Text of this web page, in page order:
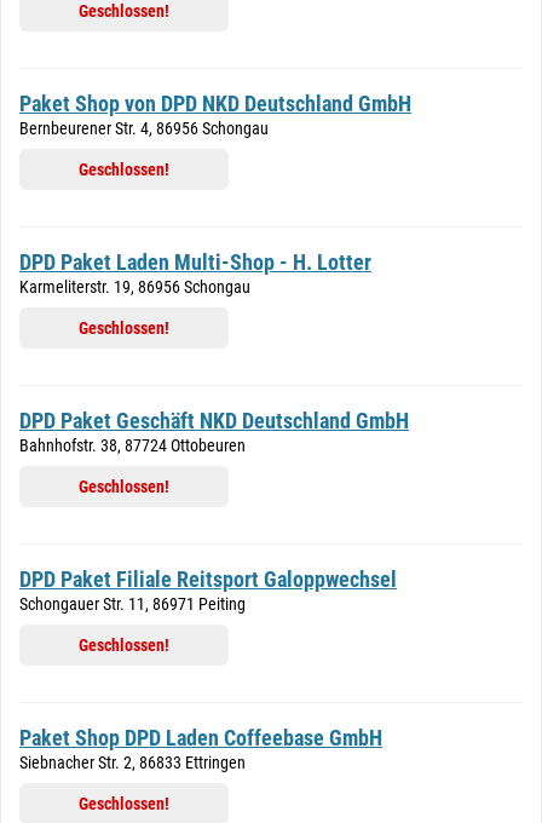
Geschlossen!
Paket Shop von DPD NKD Deutschland GmbH
Bernbeurener Str. 4, 86956 Schongau
Geschlossen!
DPD Paket Laden Multi-Shop - H. Lotter
Karmeliterstr. 19, 86956 Schongau
Geschlossen!
DPD Paket Geschäft NKD Deutschland GmbH
Bahnhofstr. 38, 87724 Ottobeuren
Geschlossen!
DPD Paket Filiale Reitsport Galoppwechsel
Schongauer Str. 11, 86971 Peiting
Geschlossen!
Paket Shop DPD Laden Coffeebase GmbH
Siebnacher Str. 2, 86833 Ettringen
Geschlossen!